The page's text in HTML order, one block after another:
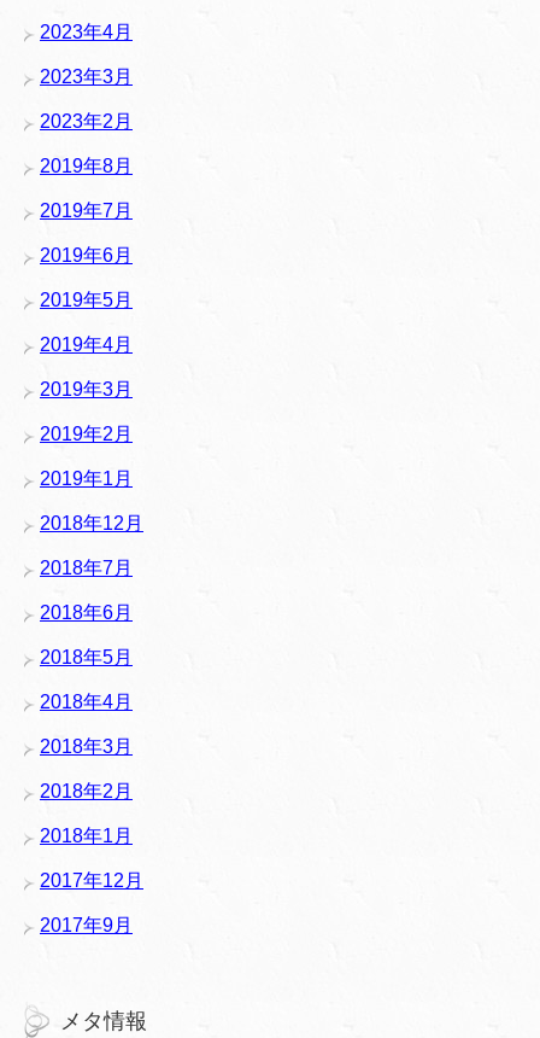
2023年4月
2023年3月
2023年2月
2019年8月
2019年7月
2019年6月
2019年5月
2019年4月
2019年3月
2019年2月
2019年1月
2018年12月
2018年7月
2018年6月
2018年5月
2018年4月
2018年3月
2018年2月
2018年1月
2017年12月
2017年9月
メタ情報